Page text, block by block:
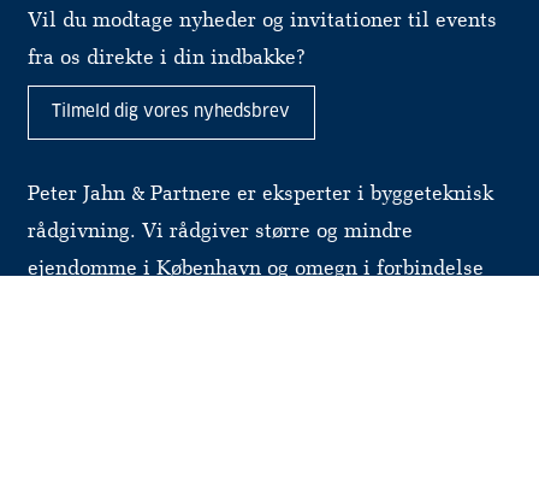
Vil du modtage nyheder og invitationer til events
fra os direkte i din indbakke?
Tilmeld dig vores nyhedsbrev
Peter Jahn & Partnere er eksperter i byggeteknisk
rådgivning. Vi rådgiver større og mindre
ejendomme i København og omegn i forbindelse